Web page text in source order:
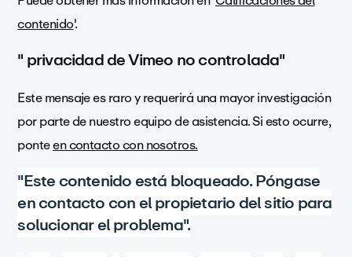
contenido'.
" privacidad de Vimeo no controlada"
Este mensaje es raro y requerirá una mayor investigación
por parte de nuestro equipo de asistencia. Si esto ocurre,
ponteen contacto con nosotros.
"Este contenido está bloqueado. Póngase
en contacto con el propietario del sitio para
solucionar el problema".